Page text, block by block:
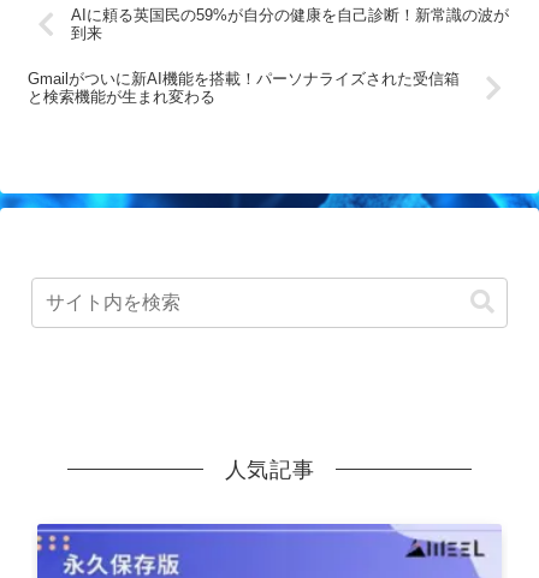
AIに頼る英国民の59%が自分の健康を自己診断！新常識の波が
到来
Gmailがついに新AI機能を搭載！パーソナライズされた受信箱
と検索機能が生まれ変わる
人気記事